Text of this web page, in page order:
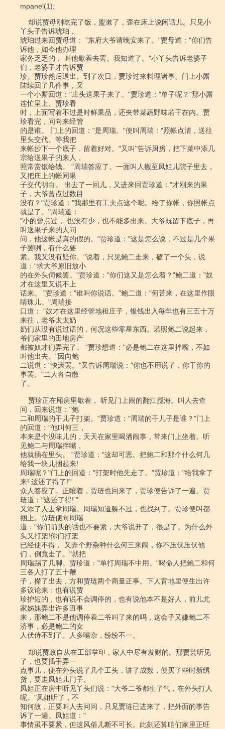
mpanel(1);
丫头子告诉琥珀，
琥珀过来回贾母道： "东府大爷请晚安来了。"贾母道："你们告
诉他，如今他办理
家务乏乏的， 叫他歇着去罢。我知道了。"小丫头告诉老婆子
们，老婆子才告诉贾
珍。贾珍然后退出。到了次日，贾珍过来料理诸事。门上小厮
陆续回了几件事，又
一个小厮回道："庄头送果子来了。"贾珍道："单子呢？"那小厮
连忙呈上。贾珍看
时，上面写着不过是时鲜果品，还夹带菜蔬野味若干在内。贾
珍看完，问向来经管
的是谁。 门上的回道："是周瑞。"便叫周瑞："照帐点清，送往
里头交代。等我把
来帐抄下一个底子，留着好对。"又叫"告诉厨房，把下菜中添几
宗给送果子的来人，
照常赏饭给钱。 "周瑞答应了。一面叫人搬至凤姐儿院子里去，
又把庄上的帐同果
子交代明白。 出去了一回儿，又进来回贾珍道："才刚来的果
子，大爷曾点过数目
没有？"贾珍道："我那里有工夫点这个呢。给了你帐，你照帐点
就是了。"周瑞道：
"小的曾点过， 也没有少，也不能多出来。大爷既留下底子，再
叫送果子来的人问
问，他这帐是真的假的。"贾珍道："这是怎么说，不过是几个果
子罢咧，有什么要
紧。我又没有疑你。"说着，只见鲍二走来，磕了一个头，说
道："求大爷原旧放小
的在外头伺候罢。"贾珍道："你们这又是怎么着？"鲍二道："奴
才在这里又说不上
话来。 "贾珍道："谁叫你说话。"鲍二道："何苦来，在这里作眼
睛珠儿。"周瑞接
口道： "奴才在这里经管地租庄子，银钱出入每年也有三五十万
来往，老爷太太奶
奶们从没有说过话的，何况这些零星东西。若照鲍二说起来，
爷们家里的田地房产
都被奴才们弄完了。 "贾珍想道："必是鲍二在这里拌嘴，不如
叫他出去。"因向鲍
二说道："快滚罢。"又告诉周瑞说："你也不用说了，你干你的
事罢。"二人各自散
了。
问，回来说道："鲍
二和周瑞的干儿子打架。"贾珍道："周瑞的干儿子是谁？"门上
的回道："他叫何三，
本来是个没味儿的，天天在家里喝酒闹事，常来门上坐着。听
见鲍二与周瑞拌嘴，
他就插在里头。 "贾珍道："这却可恶。把鲍二和那个什么何几
给我一块儿捆起来!
周瑞呢？"门上的回道："打架时他先走了。"贾珍道："给我拿了
来! 这还了得了!"
众人答应了。正嚷着，贾琏也回来了，贾珍便告诉了一遍。贾
琏道："这还了得! "
又添了人去拿周瑞。周瑞知道躲不过，也找到了。贾珍便叫都
捆上。贾琏便向周瑞
道："你们前头的话也不要紧，大爷说开了，很是了。为什么外
头又打架!你们打架
已经使不得， 又弄个野杂种什么何三来闹，你不压伏压伏他
们，倒竟走了。"就把
周瑞踢了几脚。贾珍道："单打周瑞不中用。"喝命人把鲍二和何
三各人打了五十鞭
子，撵了出去，方和贾琏两个商量正事。下人背地里便生出许
多议论来：也有说贾
珍护短的，也有说不会调停的，也有说他本不是好人，前儿尤
家姊妹弄出许多丑事
来，那鲍二不是他调停着二爷叫了来的吗，这会子又嫌鲍二不
济事，必是鲍二的女
人伏侍不到了。人多嘴杂，纷纷不一。
了，也要插手弄一
点事儿，便在外头说了几个工头，讲了成数，便买了些时新绣
货，要走凤姐儿门子。
凤姐正在房中听见丫头们说："大爷二爷都生了气，在外头打人
呢。"凤姐听了，不
知何故，正要叫人去问问，只见贾琏已进来了，把外面的事告
诉了一遍。凤姐道："
事情虽不要紧，但这风俗儿断不可长。此刻还算咱们家里正旺